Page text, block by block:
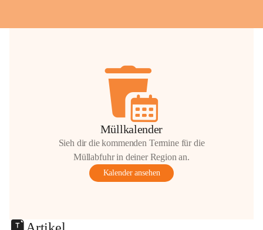
Müllkalender
Sieh dir die kommenden Termine für die
Müllabfuhr in deiner Region an.
Kalender ansehen